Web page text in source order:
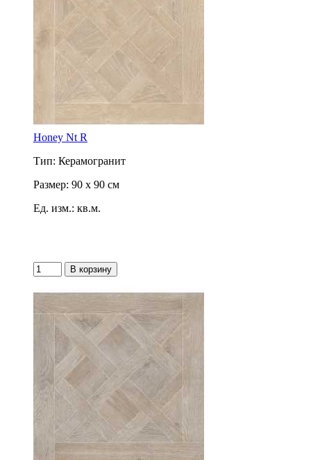
Honey Nt R
Тип: Керамогранит
Размер: 90 x 90 см
Ед. изм.: кв.м.